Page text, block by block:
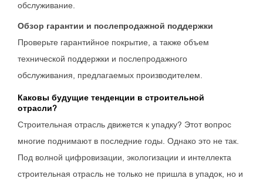
обслуживание.
Обзор гарантии и послепродажной поддержки
Проверьте гарантийное покрытие, а также объем
технической поддержки и послепродажного
обслуживания, предлагаемых производителем.
Каковы будущие тенденции в строительной
отрасли?
Строительная отрасль движется к упадку? Этот вопрос
многие поднимают в последние годы. Однако это не так.
Под волной цифровизации, экологизации и интеллекта
строительная отрасль не только не пришла в упадок, но и